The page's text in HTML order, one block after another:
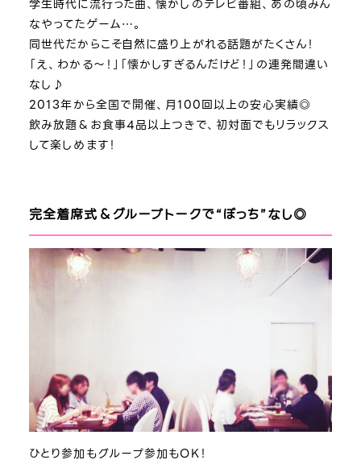
学生時代に流行った曲、懐かしのテレビ番組、あの頃みん
なやってたゲーム…。
同世代だからこそ自然に盛り上がれる話題がたくさん！
「え、わかる～！」「懐かしすぎるんだけど！」の連発間違い
なし♪
2013年から全国で開催、月100回以上の安心実績◎
飲み放題＆お食事4品以上つきで、初対面でもリラックス
して楽しめます！
完全着席式＆グループトークで“ぼっち”なし◎
ひとり参加もグループ参加もOK！